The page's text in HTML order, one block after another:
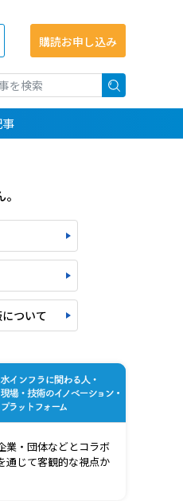
購読お申し込み
ついて
業・団体などとコラボ
通じて客観的な視点か